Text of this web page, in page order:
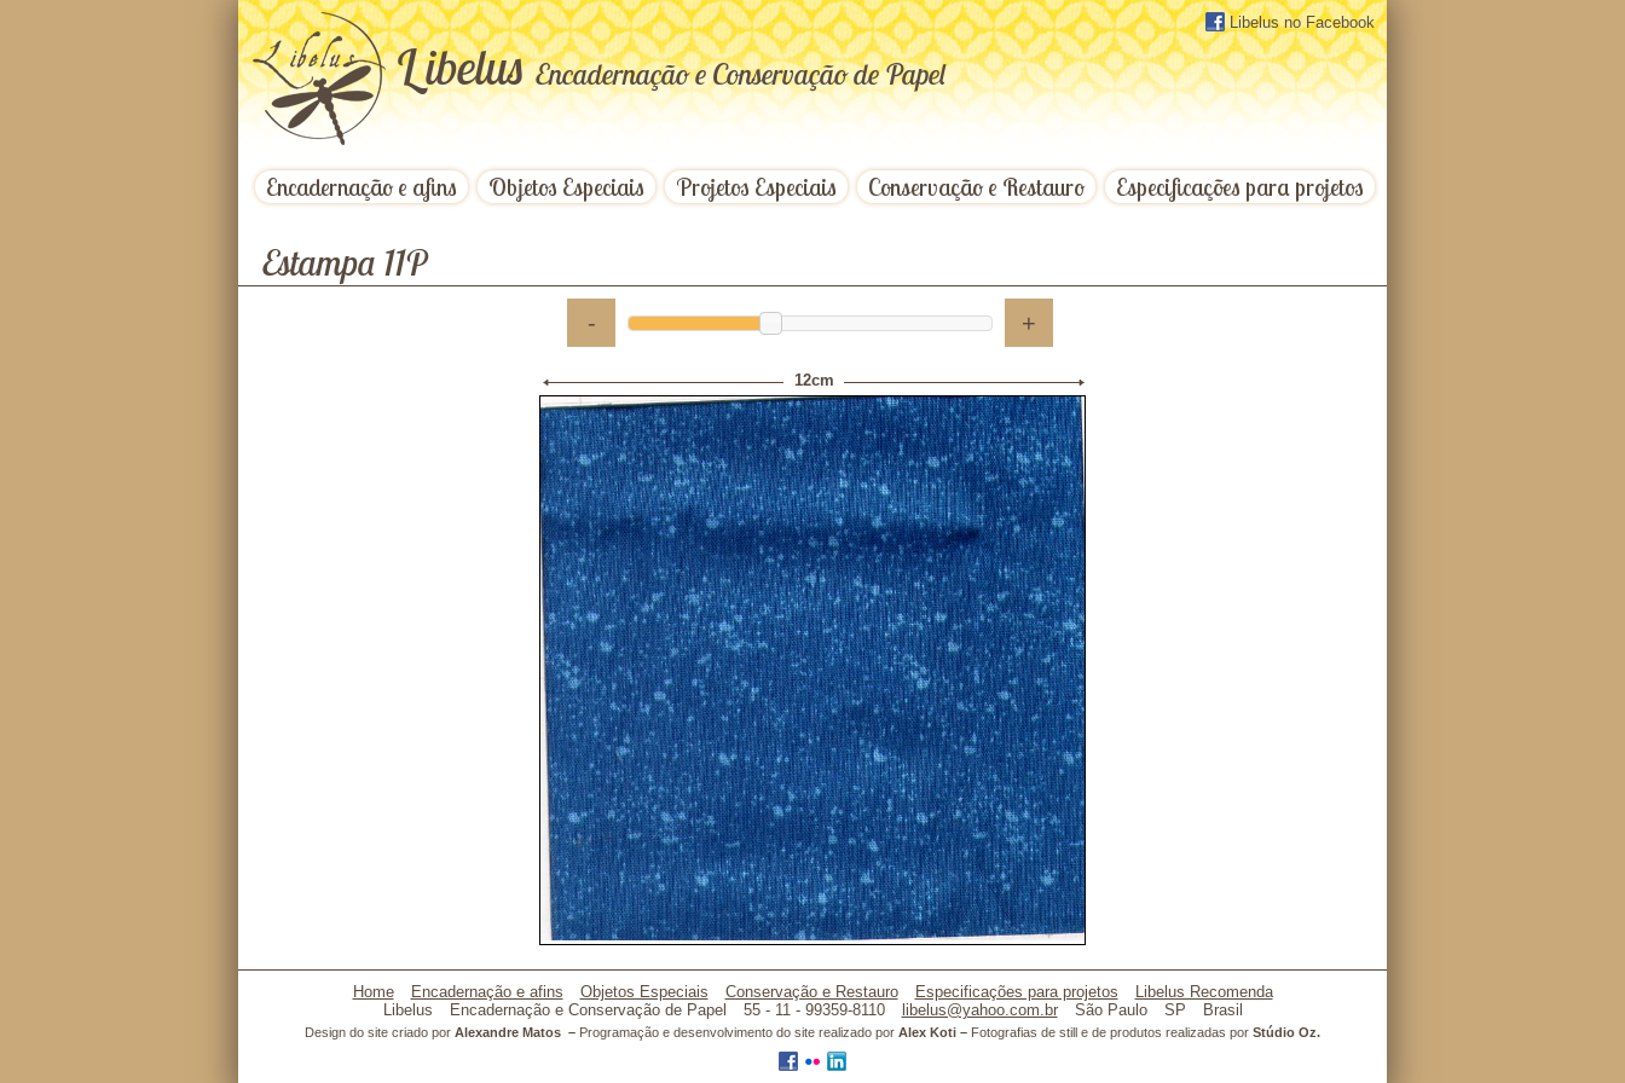
LibelusEncadernação e Conservação de Papel
Encadernação e afins Objetos Especiais Projetos Especiais Conservação e Restauro Especificações para projetos
Libelus no Facebook
Estampa 11P
- +
12cm
Home Encadernação e afins Objetos Especiais Conservação e Restauro Especificações para projetos
Libelus Recomenda
Libelus
Encadernação e Conservação de Papel 55 - 11 - 99359-8110 libelus@yahoo.com.br São Paulo SP Brasil
Design do site criado por Alexandre Matos – Programação e desenvolvimento do site realizado por Alex Koti – Fotografias de still e de produtos realizadas por Stúdio Oz.